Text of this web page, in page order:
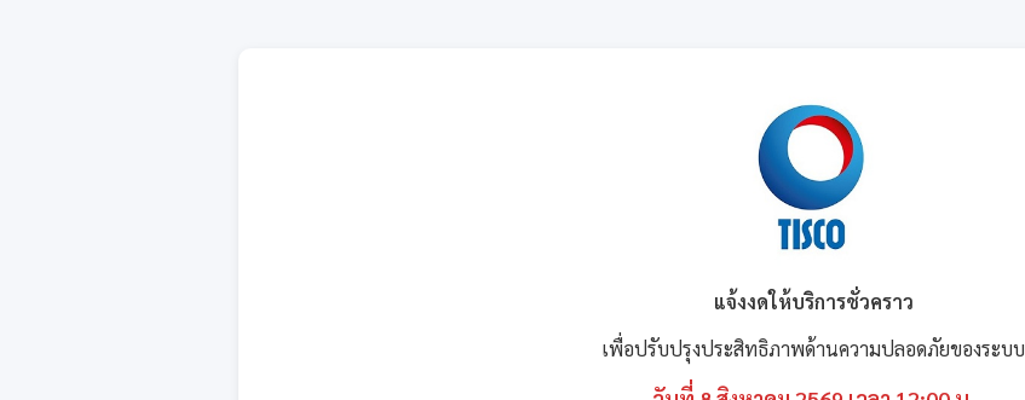
แจ้งงดให้บริการชั่วคราว
เพื่อปรับปรุงประสิทธิภาพด้านความปลอดภัยของระบบ